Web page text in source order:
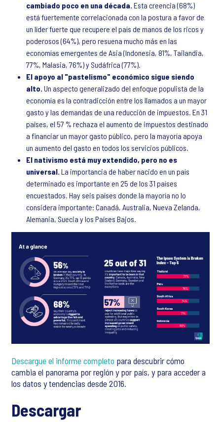
cambiado poco en una década. Esta creencia (68%)
está fuertemente correlacionada con la postura a favor de
un líder fuerte que recupere el país de manos de los ricos y
poderosos (64%), pero resuena mucho más en las
economías emergentes de Asia (Indonesia, 81%, Tailandia,
77%, Malasia, 76%) y Sudáfrica (77%).
El apoyo al "pastelismo" económico sigue siendo
alto. Un aspecto generalizado del enfoque populista de la
economía es la contradicción entre los llamados a un mayor
gasto y las demandas de una reducción de impuestos. En 31
países, el 57 % rechaza el aumento de impuestos destinado
a financiar un mayor gasto público, pero la mayoría apoya
un aumento del gasto en todos los servicios públicos.
El nativismo está muy extendido, pero no es
universal. La importancia de haber nacido en un país
determinado es importante en 25 de los 31 países
encuestados. Hay seis países donde la mayoría no lo
considera importante: Canadá, Australia, Nueva Zelanda,
Alemania, Suecia y los Países Bajos.
Descargue el informe completo para descubrir cómo
cambia el panorama por región y por país, y para acceder a
los datos y tendencias desde 2016.
Descargar